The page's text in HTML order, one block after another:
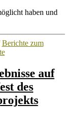
haben und
Berichte zum
auf
des